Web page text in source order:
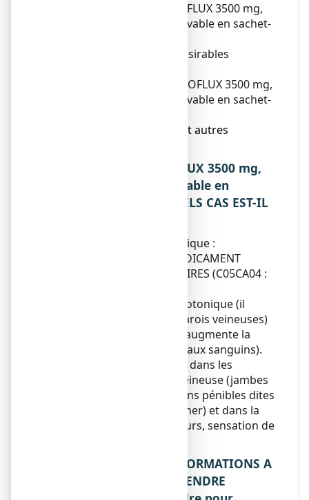
3. Comment prendre RHEOFLUX 3500 mg,
poudre pour solution buvable en sachet-
4. Quels sont les effets indésirables
5. Comment conserver RHEOFLUX 3500 mg,
poudre pour solution buvable en sachet-
6. Contenu de l’emballage et autres
1. QU’EST-CE QUE RHEOFLUX 3500 mg,
poudre pour solution buvable en
sachet-dose ET DANS QUELS CAS EST-IL
Classe pharmacothérapeutique :
VASCULOPROTECTEUR/MEDICAMENT
AGISSANT SUR LES CAPILLAIRES (C05CA04 :
Ce médicament est un veinotonique (il
augmente la tonicité des parois veineuses)
et un vasculoprotecteur (il augmente la
résistance des petits vaisseaux sanguins).
Ce médicament est indiqué dans les
troubles de la circulation veineuse (jambes
lourdes, douleurs, sensations pénibles dites
"impatiences" lors du coucher) et dans la
crise hémorroïdaire (douleurs, sensation de
2. QUELLES SONT LES INFORMATIONS A
CONNAITRE AVANT DE PRENDRE